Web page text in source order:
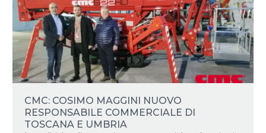
CMC: COSIMO MAGGINI NUOVO
RESPONSABILE COMMERCIALE DI
TOSCANA E UMBRIA